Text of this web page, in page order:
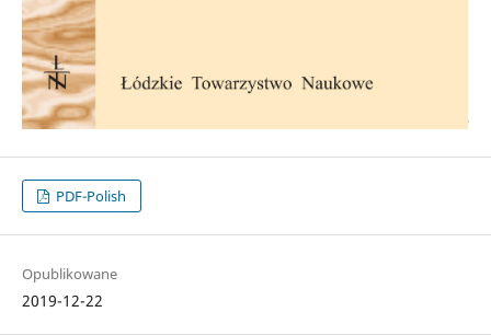
PDF-Polish
Opublikowane
2019-12-22